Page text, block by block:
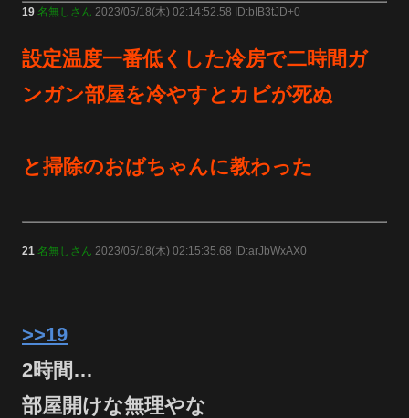
19 名無しさん 2023/05/18(木) 02:14:52.58 ID:bIB3tJD+0
設定温度一番低くした冷房で二時間ガ
ンガン部屋を冷やすとカビが死ぬ
と掃除のおばちゃんに教わった
21 名無しさん 2023/05/18(木) 02:15:35.68 ID:arJbWxAX0
>>19
2時間…
部屋開けな無理やな